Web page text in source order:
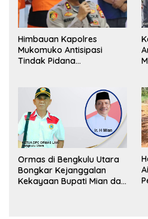
Himbauan Kapolres
Mukomuko Antisipasi
Tindak Pidana
Ormas di Bengkulu Utara
Bongkar Kejanggalan
Kekayaan Bupati Mian dan